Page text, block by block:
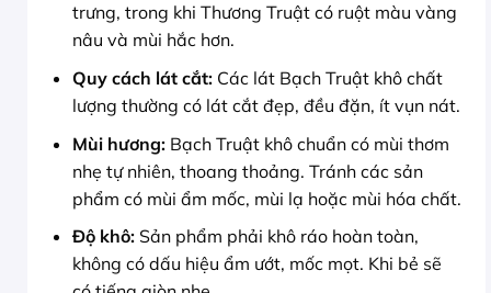
trưng, trong khi Thương Truật có ruột màu vàng
nâu và mùi hắc hơn.
Quy cách lát cắt:Các lát Bạch Truật khô chất
lượng thường có lát cắt đẹp, đều đặn, ít vụn nát.
Mùi hương:Bạch Truật khô chuẩn có mùi thơm
nhẹ tự nhiên, thoang thoảng. Tránh các sản
phẩm có mùi ẩm mốc, mùi lạ hoặc mùi hóa chất.
Độ khô:Sản phẩm phải khô ráo hoàn toàn,
không có dấu hiệu ẩm ướt, mốc mọt. Khi bẻ sẽ